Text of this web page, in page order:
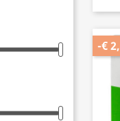
-€